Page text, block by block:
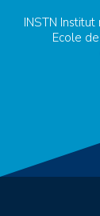
INSTN
Ecole